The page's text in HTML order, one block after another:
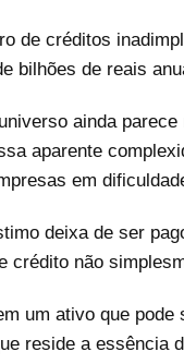
de créditos
bilhões de reais
ainda
aparente
em
deixa de ser
crédito não
um ativo que
reside a essência